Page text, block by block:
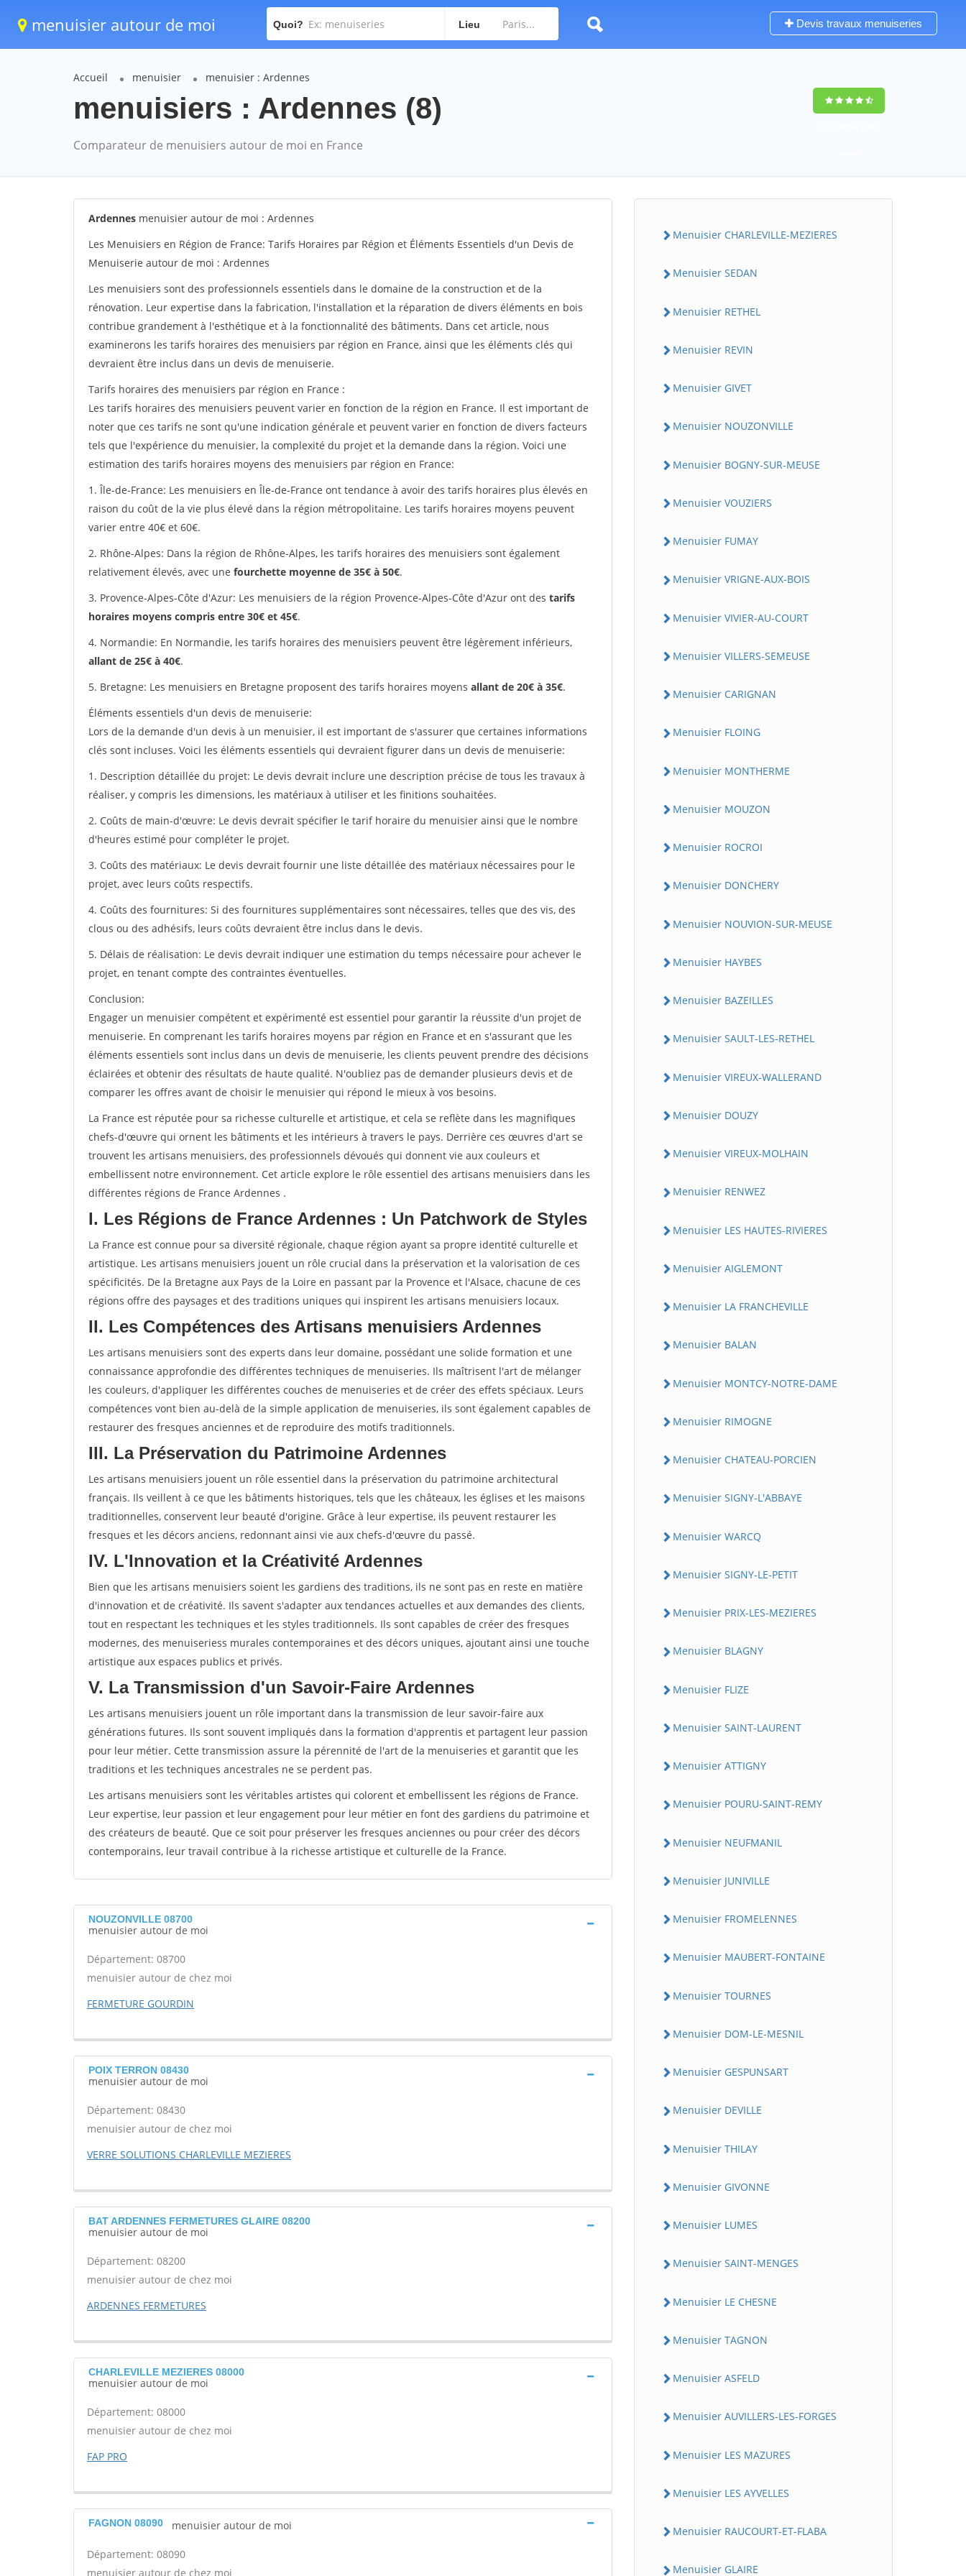
menuisier autour de moi Quoi? Lieu Devis travaux menuiseries
Accueil menuisier menuisier : Ardennes
menuisiers : Ardennes (8)
Comparateur de menuisiers autour de moi en France
Ardennes menuisier autour de moi : Ardennes
Les Menuisiers en Région de France: Tarifs Horaires par Région et Éléments Essentiels d'un Devis de
Menuiserie autour de moi : Ardennes
Les menuisiers sont des professionnels essentiels dans le domaine de la construction et de la
rénovation. Leur expertise dans la fabrication, l'installation et la réparation de divers éléments en bois
contribue grandement à l'esthétique et à la fonctionnalité des bâtiments. Dans cet article, nous
examinerons les tarifs horaires des menuisiers par région en France, ainsi que les éléments clés qui
devraient être inclus dans un devis de menuiserie.
Tarifs horaires des menuisiers par région en France :
Les tarifs horaires des menuisiers peuvent varier en fonction de la région en France. Il est important de
noter que ces tarifs ne sont qu'une indication générale et peuvent varier en fonction de divers facteurs
tels que l'expérience du menuisier, la complexité du projet et la demande dans la région. Voici une
estimation des tarifs horaires moyens des menuisiers par région en France:
1. Île-de-France: Les menuisiers en Île-de-France ont tendance à avoir des tarifs horaires plus élevés en
raison du coût de la vie plus élevé dans la région métropolitaine. Les tarifs horaires moyens peuvent
varier entre 40€ et 60€.
2. Rhône-Alpes: Dans la région de Rhône-Alpes, les tarifs horaires des menuisiers sont également
relativement élevés, avec une fourchette moyenne de 35€ à 50€.
3. Provence-Alpes-Côte d'Azur: Les menuisiers de la région Provence-Alpes-Côte d'Azur ont des tarifs
horaires moyens compris entre 30€ et 45€.
4. Normandie: En Normandie, les tarifs horaires des menuisiers peuvent être légèrement inférieurs,
allant de 25€ à 40€.
5. Bretagne: Les menuisiers en Bretagne proposent des tarifs horaires moyens allant de 20€ à 35€.
Éléments essentiels d'un devis de menuiserie:
Lors de la demande d'un devis à un menuisier, il est important de s'assurer que certaines informations
clés sont incluses. Voici les éléments essentiels qui devraient figurer dans un devis de menuiserie:
1. Description détaillée du projet: Le devis devrait inclure une description précise de tous les travaux à
réaliser, y compris les dimensions, les matériaux à utiliser et les finitions souhaitées.
2. Coûts de main-d'œuvre: Le devis devrait spécifier le tarif horaire du menuisier ainsi que le nombre
d'heures estimé pour compléter le projet.
3. Coûts des matériaux: Le devis devrait fournir une liste détaillée des matériaux nécessaires pour le
projet, avec leurs coûts respectifs.
4. Coûts des fournitures: Si des fournitures supplémentaires sont nécessaires, telles que des vis, des
clous ou des adhésifs, leurs coûts devraient être inclus dans le devis.
5. Délais de réalisation: Le devis devrait indiquer une estimation du temps nécessaire pour achever le
projet, en tenant compte des contraintes éventuelles.
Conclusion:
Engager un menuisier compétent et expérimenté est essentiel pour garantir la réussite d'un projet de
menuiserie. En comprenant les tarifs horaires moyens par région en France et en s'assurant que les
éléments essentiels sont inclus dans un devis de menuiserie, les clients peuvent prendre des décisions
éclairées et obtenir des résultats de haute qualité. N'oubliez pas de demander plusieurs devis et de
comparer les offres avant de choisir le menuisier qui répond le mieux à vos besoins.
La France est réputée pour sa richesse culturelle et artistique, et cela se reflète dans les magnifiques
chefs-d'œuvre qui ornent les bâtiments et les intérieurs à travers le pays. Derrière ces œuvres d'art se
trouvent les artisans menuisiers, des professionnels dévoués qui donnent vie aux couleurs et
embellissent notre environnement. Cet article explore le rôle essentiel des artisans menuisiers dans les
différentes régions de France Ardennes .
I. Les Régions de France Ardennes : Un Patchwork de Styles
La France est connue pour sa diversité régionale, chaque région ayant sa propre identité culturelle et
artistique. Les artisans menuisiers jouent un rôle crucial dans la préservation et la valorisation de ces
spécificités. De la Bretagne aux Pays de la Loire en passant par la Provence et l'Alsace, chacune de ces
régions offre des paysages et des traditions uniques qui inspirent les artisans menuisiers locaux.
II. Les Compétences des Artisans menuisiers Ardennes
Les artisans menuisiers sont des experts dans leur domaine, possédant une solide formation et une
connaissance approfondie des différentes techniques de menuiseries. Ils maîtrisent l'art de mélanger
les couleurs, d'appliquer les différentes couches de menuiseries et de créer des effets spéciaux. Leurs
compétences vont bien au-delà de la simple application de menuiseries, ils sont également capables de
restaurer des fresques anciennes et de reproduire des motifs traditionnels.
III. La Préservation du Patrimoine Ardennes
Les artisans menuisiers jouent un rôle essentiel dans la préservation du patrimoine architectural
français. Ils veillent à ce que les bâtiments historiques, tels que les châteaux, les églises et les maisons
traditionnelles, conservent leur beauté d'origine. Grâce à leur expertise, ils peuvent restaurer les
fresques et les décors anciens, redonnant ainsi vie aux chefs-d'œuvre du passé.
IV. L'Innovation et la Créativité Ardennes
Bien que les artisans menuisiers soient les gardiens des traditions, ils ne sont pas en reste en matière
d'innovation et de créativité. Ils savent s'adapter aux tendances actuelles et aux demandes des clients,
tout en respectant les techniques et les styles traditionnels. Ils sont capables de créer des fresques
modernes, des menuiseriess murales contemporaines et des décors uniques, ajoutant ainsi une touche
artistique aux espaces publics et privés.
V. La Transmission d'un Savoir-Faire Ardennes
Les artisans menuisiers jouent un rôle important dans la transmission de leur savoir-faire aux
générations futures. Ils sont souvent impliqués dans la formation d'apprentis et partagent leur passion
pour leur métier. Cette transmission assure la pérennité de l'art de la menuiseries et garantit que les
traditions et les techniques ancestrales ne se perdent pas.
Les artisans menuisiers sont les véritables artistes qui colorent et embellissent les régions de France.
Leur expertise, leur passion et leur engagement pour leur métier en font des gardiens du patrimoine et
des créateurs de beauté. Que ce soit pour préserver les fresques anciennes ou pour créer des décors
contemporains, leur travail contribue à la richesse artistique et culturelle de la France.
NOUZONVILLE 08700
menuisier autour de moi
Département: 08700
menuisier autour de chez moi
FERMETURE GOURDIN
POIX TERRON 08430
menuisier autour de moi
Département: 08430
menuisier autour de chez moi
VERRE SOLUTIONS CHARLEVILLE MEZIERES
BAT ARDENNES FERMETURES GLAIRE 08200
menuisier autour de moi
Département: 08200
menuisier autour de chez moi
ARDENNES FERMETURES
CHARLEVILLE MEZIERES 08000
menuisier autour de moi
Département: 08000
menuisier autour de chez moi
FAP PRO
FAGNON 08090 menuisier autour de moi
Département: 08090
menuisier autour de chez moi
Menuisier CHARLEVILLE-MEZIERES
Menuisier SEDAN
Menuisier RETHEL
Menuisier REVIN
Menuisier GIVET
Menuisier NOUZONVILLE
Menuisier BOGNY-SUR-MEUSE
Menuisier VOUZIERS
Menuisier FUMAY
Menuisier VRIGNE-AUX-BOIS
Menuisier VIVIER-AU-COURT
Menuisier VILLERS-SEMEUSE
Menuisier CARIGNAN
Menuisier FLOING
Menuisier MONTHERME
Menuisier MOUZON
Menuisier ROCROI
Menuisier DONCHERY
Menuisier NOUVION-SUR-MEUSE
Menuisier HAYBES
Menuisier BAZEILLES
Menuisier SAULT-LES-RETHEL
Menuisier VIREUX-WALLERAND
Menuisier DOUZY
Menuisier VIREUX-MOLHAIN
Menuisier RENWEZ
Menuisier LES HAUTES-RIVIERES
Menuisier AIGLEMONT
Menuisier LA FRANCHEVILLE
Menuisier BALAN
Menuisier MONTCY-NOTRE-DAME
Menuisier RIMOGNE
Menuisier CHATEAU-PORCIEN
Menuisier SIGNY-L'ABBAYE
Menuisier WARCQ
Menuisier SIGNY-LE-PETIT
Menuisier PRIX-LES-MEZIERES
Menuisier BLAGNY
Menuisier FLIZE
Menuisier SAINT-LAURENT
Menuisier ATTIGNY
Menuisier POURU-SAINT-REMY
Menuisier NEUFMANIL
Menuisier JUNIVILLE
Menuisier FROMELENNES
Menuisier MAUBERT-FONTAINE
Menuisier TOURNES
Menuisier DOM-LE-MESNIL
Menuisier GESPUNSART
Menuisier DEVILLE
Menuisier THILAY
Menuisier GIVONNE
Menuisier LUMES
Menuisier SAINT-MENGES
Menuisier LE CHESNE
Menuisier TAGNON
Menuisier ASFELD
Menuisier AUVILLERS-LES-FORGES
Menuisier LES MAZURES
Menuisier LES AYVELLES
Menuisier RAUCOURT-ET-FLABA
Menuisier GLAIRE